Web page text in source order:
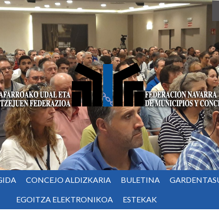
CONCEJO ALDIZKARIA BULETINA
EGOITZA ELEKTRONIKOA ESTEKAK